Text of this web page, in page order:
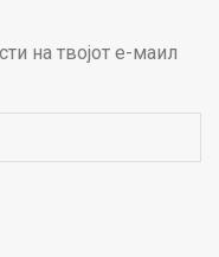
на твојот е-маил